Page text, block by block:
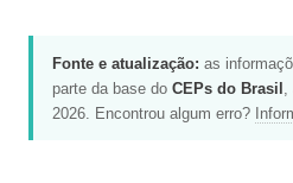
Fonte e atualização: as
parte da base do CEPs do Brasil
2026. Encontrou algum erro?